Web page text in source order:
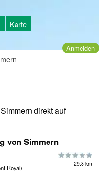
Karte
Anmelden
direkt auf
von Simmern
Royal)
29.8 km